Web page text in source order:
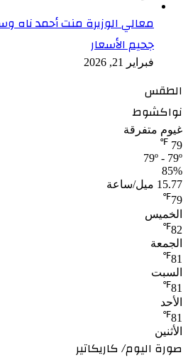
معالي الوزيرة منت أحمد ناه
جحيم الأسعار
فبراير 21, 2026
الطقس
نواكشوط
غيوم متفرقة
79
℉
79º - 79º
85%
15.77 ميل/ساعة
79
℉
الخميس
82
℉
الجمعة
81
℉
السبت
81
℉
الأحد
81
℉
الأثنين
صورة اليوم/ كاريكاتير